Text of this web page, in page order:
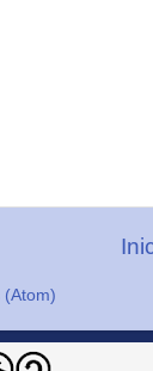
(Atom)